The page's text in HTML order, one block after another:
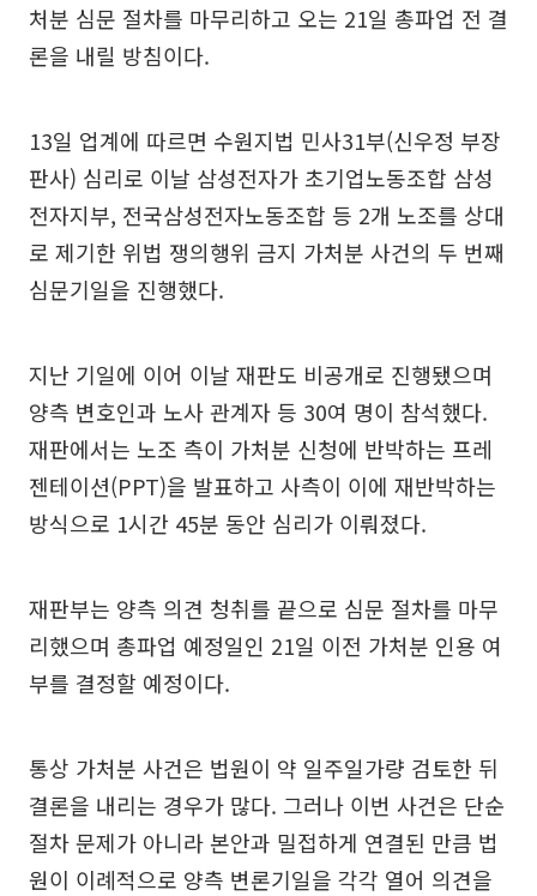
처분 심문 절차를 마무리하고 오는 21일 총파업 전 결
론을 내릴 방침이다.
13일 업계에 따르면 수원지법 민사31부(신우정 부장
판사) 심리로 이날 삼성전자가 초기업노동조합 삼성
전자지부, 전국삼성전자노동조합 등 2개 노조를 상대
로 제기한 위법 쟁의행위 금지 가처분 사건의 두 번째
심문기일을 진행했다.
지난 기일에 이어 이날 재판도 비공개로 진행됐으며
양측 변호인과 노사 관계자 등 30여 명이 참석했다.
재판에서는 노조 측이 가처분 신청에 반박하는 프레
젠테이션(PPT)을 발표하고 사측이 이에 재반박하는
방식으로 1시간 45분 동안 심리가 이뤄졌다.
재판부는 양측 의견 청취를 끝으로 심문 절차를 마무
리했으며 총파업 예정일인 21일 이전 가처분 인용 여
부를 결정할 예정이다.
통상 가처분 사건은 법원이 약 일주일가량 검토한 뒤
결론을 내리는 경우가 많다. 그러나 이번 사건은 단순
절차 문제가 아니라 본안과 밀접하게 연결된 만큼 법
원이 이례적으로 양측 변론기일을 각각 열어 의견을